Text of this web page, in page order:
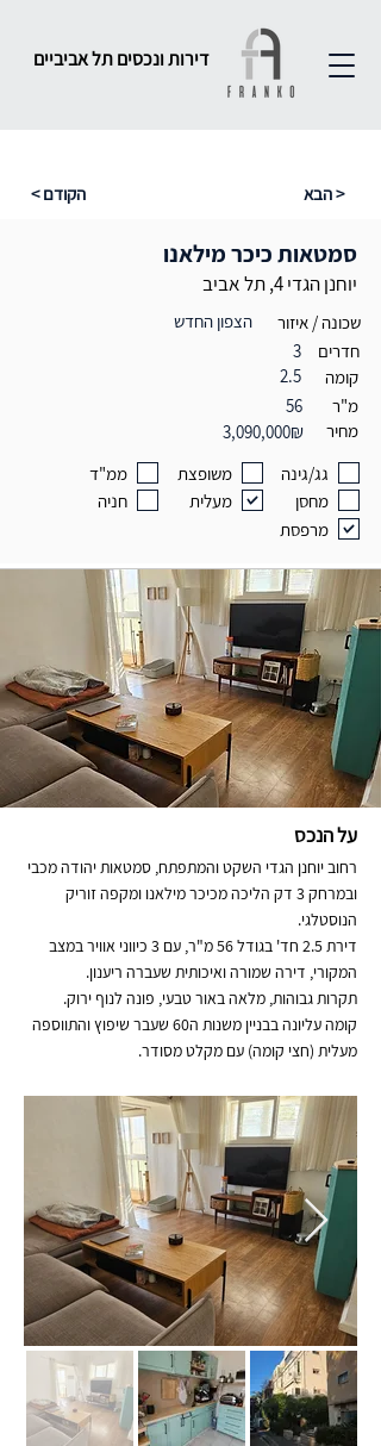
דירות ונכסים תל אביביים
< הקודם הבא >
סמטאות כיכר מילאנו
יוחנן הגדי 4, תל אביב
שכונה / איזור
הצפון החדש
חדרים
3
קומה
2.5
מ"ר
56
3,090,000₪
מחיר
ממ"ד
חניה
משופצת
גג/גינה
מעלית
מחסן
מרפסת
על הנכס
רחוב יוחנן הגדי השקט והמתפתח, סמטאות יהודה מכבי
ובמרחק 3 דק הליכה מכיכר מילאנו ומקפה זוריק
הנוסטלגי.
דירת 2.5 חד' בגודל 56 מ"ר, עם 3 כיווני אוויר במצב
המקורי, דירה שמורה ואיכותית שעברה ריענון.
תקרות גבוהות, מלאה באור טבעי, פונה לנוף ירוק.
קומה עליונה בבניין משנות ה60 שעבר שיפוץ והתווספה
מעלית (חצי קומה) עם מקלט מסודר.